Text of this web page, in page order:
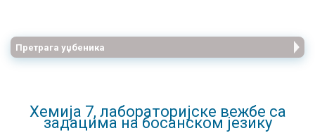
Претрага уџбеника
Хемија 7, лабораторијске вежбе са
задацима на босанском језику